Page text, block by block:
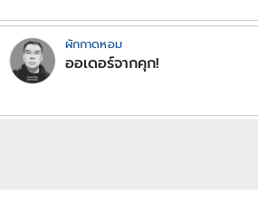
ผักกาดหอม
ออเดอร์จากคุก!